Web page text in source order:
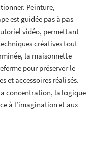
Peinture,
est guidée pas à pas
vidéo, permettant
créatives tout
la maisonnette
pour préserver le
et accessoires réalisés.
concentration, la logique
à l’imagination et aux